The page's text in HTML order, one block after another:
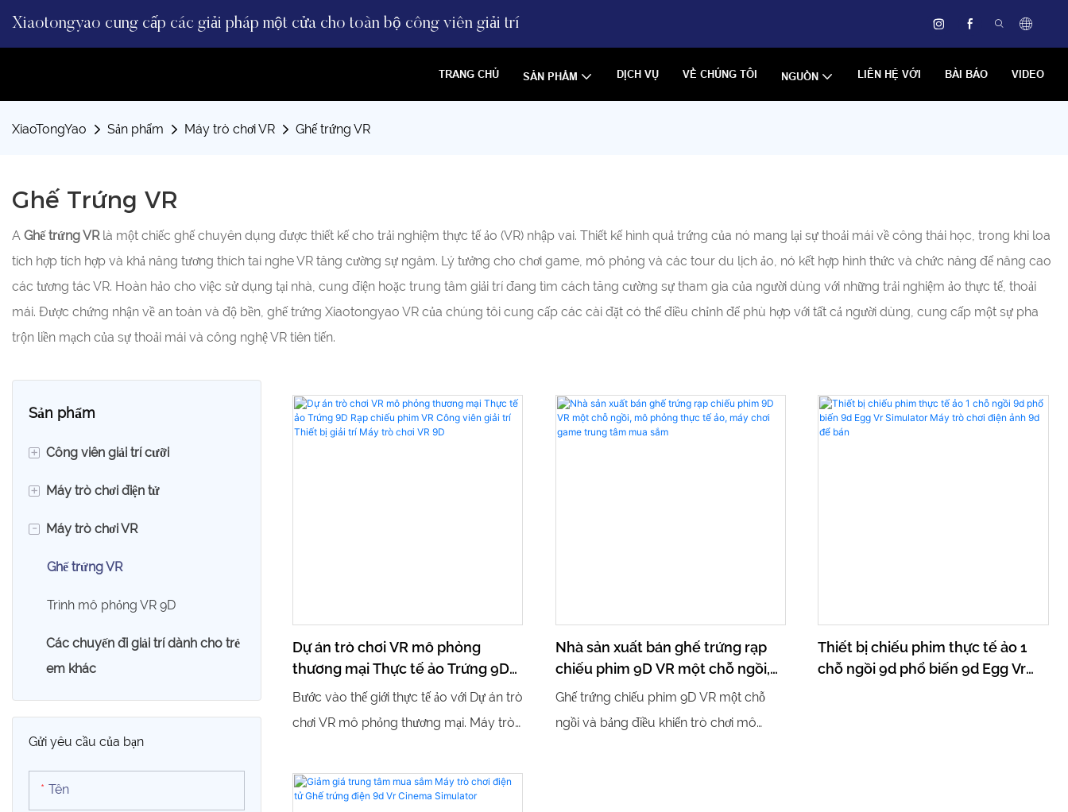
Xiaotongyao cung cấp các giải pháp một cửa cho toàn bộ công viên giải trí
TRANG CHỦ SẢN PHẨM DỊCH VỤ VỀ CHÚNG TÔI NGUỒN LIÊN HỆ VỚI BÀI BÁO VIDEO
XiaoTongYao Sản phẩm Máy trò chơi VR Ghế trứng VR
Ghế Trứng VR
A Ghế trứng VR là một chiếc ghế chuyên dụng được thiết kế cho trải nghiệm thực tế ảo (VR) nhập vai. Thiết kế hình quả trứng của nó mang lại sự thoải mái về công thái học, trong khi loa
tích hợp tích hợp và khả năng tương thích tai nghe VR tăng cường sự ngâm. Lý tưởng cho chơi game, mô phỏng và các tour du lịch ảo, nó kết hợp hình thức và chức năng để nâng cao
các tương tác VR. Hoàn hảo cho việc sử dụng tại nhà, cung điện hoặc trung tâm giải trí đang tìm cách tăng cường sự tham gia của người dùng với những trải nghiệm ảo thực tế, thoải
mái. Được chứng nhận về an toàn và độ bền, ghế trứng Xiaotongyao VR của chúng tôi cung cấp các cài đặt có thể điều chỉnh để phù hợp với tất cả người dùng, cung cấp một sự pha
trộn liền mạch của sự thoải mái và công nghệ VR tiên tiến.
Sản phẩm
+ Công viên giải trí cưỡi
Xe lăn 360
Xe điện đụng
Xe đua Karting
Tàu giải trí
Thú nhún
Xe điện giải trí
+ Máy trò chơi điện tử
Máy móng
Máy trò chơi đua xe
Máy trò chơi bắn súng
Máy chơi thể thao
Máy chơi đấm bốc
Máy chơi bóng rổ
- Máy trò chơi VR
Ghế trứng VR
Trình mô phỏng VR 9D
Các chuyến đi giải trí dành cho trẻ
em khác
Gửi yêu cầu của bạn
Tên
Dự án trò chơi VR mô phỏng
thương mại Thực tế ảo Trứng 9D
Rạp chiếu phim VR Công viên giải
9D
Bước vào thế giới thực tế ảo với Dự án trò
chơi VR mô phỏng thương mại. Máy trò
tuyệt vời, hoàn hảo cho các công viên
giải trí và địa điểm giải trí
Nhà sản xuất bán ghế trứng rạp
chiếu phim 9D VR một chỗ ngồi,
mô phỏng thực tế ảo, máy chơi
Ghế trứng chiếu phim 9D VR một chỗ
ngồi và bảng điều khiển trò chơi mô
Thiết bị chiếu phim thực tế ảo 1
chỗ ngồi 9d phổ biến 9d Egg Vr